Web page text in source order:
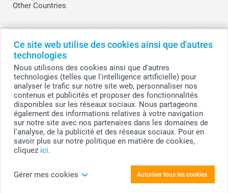
Ce site web utilise des cookies ainsi que d'autres
technologies
Nous utilisons des cookies ainsi que d'autres
technologies (telles que l'intelligence artificielle) pour
analyser le trafic sur notre site web, personnaliser nos
contenus et publicités et proposer des fonctionnalités
disponibles sur les réseaux sociaux. Nous partageons
également des informations relatives à votre navigation
sur notre site avec nos partenaires dans les domaines de
l'analyse, de la publicité et des réseaux sociaux. Pour en
savoir plus sur notre politique en matière de cookies,
cliquez ici.
Gérer mes cookies Autoriser tous les cookies
Other Countries
© smartphoto group. Tous droits réservés
smartphoto group SA.
Siège social : Kwatrechtsteenweg 160, 9230 Wetteren, Belgique
Numéro de TVA BE 0405.706.755
Numéro d'entreprise 0405.706.755.
Coordonnées bancaires: IBAN BE71 2850 2711 5569 - BIC: GEBABEBB
Tous les prix sont en EURO (€), TVA incluse et hors frais de port.